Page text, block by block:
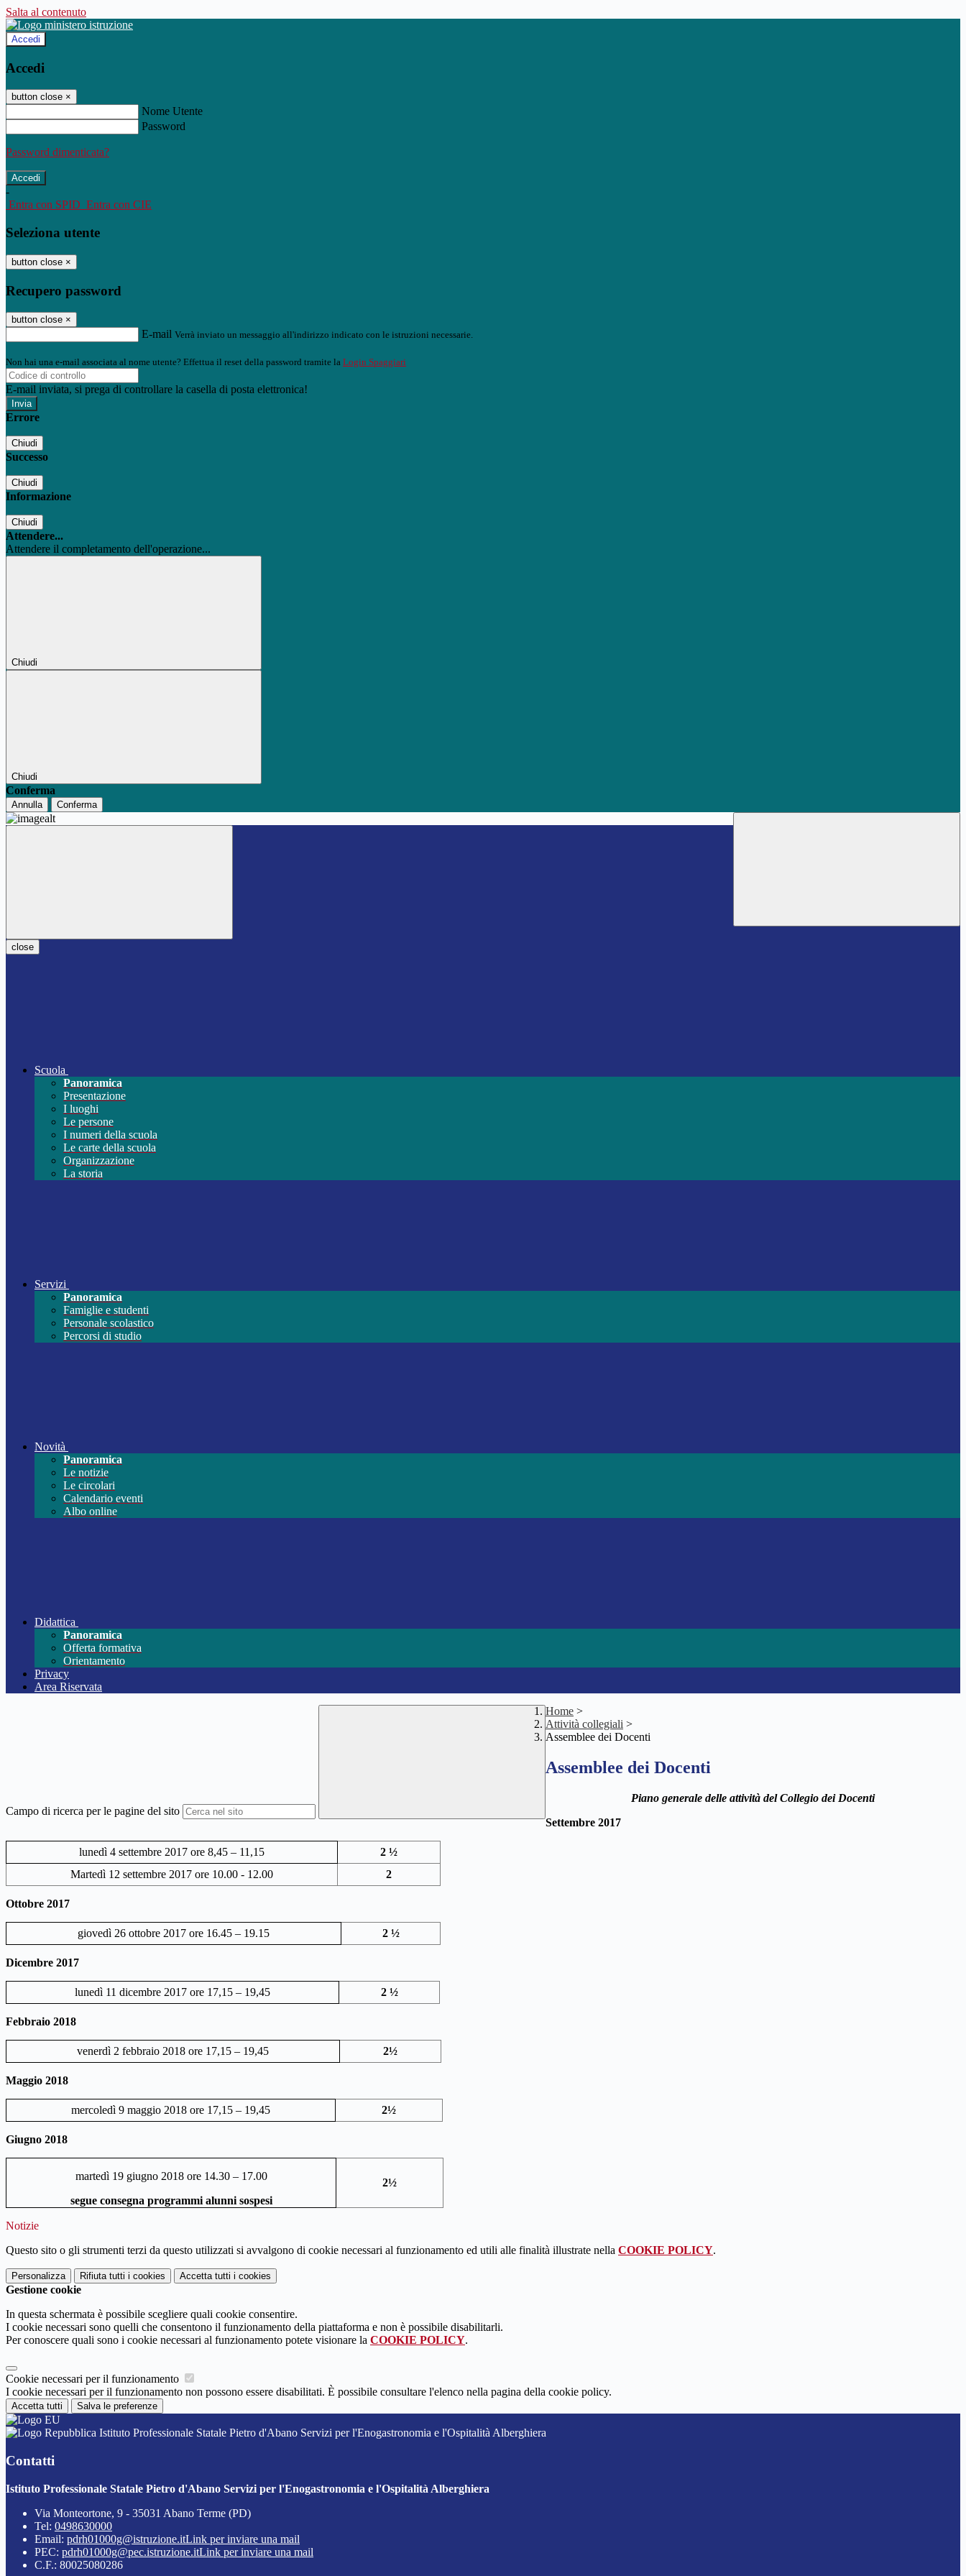
Salta al contenuto
Accedi
Accedi
button close ×
Nome Utente
Password
Password dimenticata?
-
Entra con SPID Entra con CIE
Seleziona utente
button close ×
Recupero password
button close ×
E-mail Verrà inviato un messaggio all'indirizzo indicato con le istruzioni necessarie.
Non hai una e-mail associata al nome utente? Effettua il reset della password tramite la Login Spaggiari
E-mail inviata, si prega di controllare la casella di posta elettronica!
Errore
Chiudi
Successo
Chiudi
Informazione
Chiudi
Attendere...
Attendere il completamento dell'operazione...
Chiudi
Chiudi
Conferma
Annulla Conferma
close
Scuola
Panoramica
Presentazione
I luoghi
Le persone
I numeri della scuola
Le carte della scuola
Organizzazione
La storia
Servizi
Panoramica
Famiglie e studenti
Personale scolastico
Percorsi di studio
Novità
Panoramica
Le notizie
Le circolari
Calendario eventi
Albo online
Didattica
Panoramica
Offerta formativa
Orientamento
Privacy
Area Riservata
Campo di ricerca per le pagine del sito
Home >
Attività collegiali >
Assemblee dei Docenti
Assemblee dei Docenti
Piano generale delle attività del Collegio dei Docenti
Settembre 2017
lunedì 4 settembre 2017 ore 8,45 – 11,15
2 ½
Martedì 12 settembre 2017 ore 10.00 - 12.00
2
Ottobre 2017
giovedì 26 ottobre 2017 ore 16.45 – 19.15 2 ½
Dicembre 2017
lunedì 11 dicembre 2017 ore 17,15 – 19,45 2 ½
Febbraio 2018
venerdì 2 febbraio 2018 ore 17,15 – 19,45 2½
Maggio 2018
mercoledì 9 maggio 2018 ore 17,15 – 19,45 2½
Giugno 2018
martedì 19 giugno 2018 ore 14.30 – 17.00
segue consegna programmi alunni sospesi
2½
Notizie
Questo sito o gli strumenti terzi da questo utilizzati si avvalgono di cookie necessari al funzionamento ed utili alle finalità illustrate nella COOKIE POLICY.
Personalizza Rifiuta tutti i cookies Accetta tutti i cookies
Gestione cookie
In questa schermata è possibile scegliere quali cookie consentire.
I cookie necessari sono quelli che consentono il funzionamento della piattaforma e non è possibile disabilitarli.
Per conoscere quali sono i cookie necessari al funzionamento potete visionare la COOKIE POLICY.
Cookie necessari per il funzionamento
I cookie necessari per il funzionamento non possono essere disabilitati. È possibile consultare l'elenco nella pagina della cookie policy.
Accetta tutti Salva le preferenze
Istituto Professionale Statale Pietro d'Abano Servizi per l'Enogastronomia e l'Ospitalità Alberghiera
Contatti
Istituto Professionale Statale Pietro d'Abano Servizi per l'Enogastronomia e l'Ospitalità Alberghiera
Via Monteortone, 9 - 35031 Abano Terme (PD)
Tel: 0498630000
Email: pdrh01000g@istruzione.itLink per inviare una mail
PEC: pdrh01000g@pec.istruzione.itLink per inviare una mail
C.F.: 80025080286